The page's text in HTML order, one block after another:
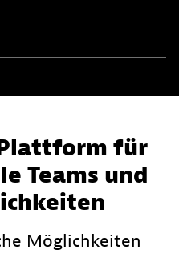
für
Teams und
Möglichkeiten